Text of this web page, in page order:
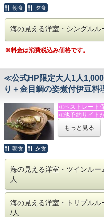
ワガタ・コーカ
クワガタ
※生き物のため
いただけるとは
－－☆★☆観光
・今井浜海岸ま
・踊り子温泉会
・河津バカテル
・体感型動物園
・河津七滝まで
・下田海中水族
・伊豆ぐらんぱ
・駐車場→第１
・電車でお越し
ご到着後お電話
送迎はチェック
・飲物の持込み
・娯楽室もあり
※大人・子供に
※ご希望の方に
豆料理』に
人気の伊豆特産
※プランの写真
りのお刺身と切
朝食は好評の焼
洋食スタイルで
（コーヒー・紅
◆おすすめの追
・伊勢エビの活
お電話またはメ
※入荷状況によ
い。
◆温泉
眺望抜群の展望
露天温泉ではガ
朝食 夕食
海の見える洋室・シングル
※料金は消費税込み価格です。
≪公式HP限定大人1人
り＋金目鯛の姿煮付伊豆料
≪ベストレート
≪他予約サイト
★★★ふじのく
ちょっと贅沢な
※金目鯛姿煮が
朝食は好評の焼
洋食スタイル（
もっと見る
朝食 夕食
海の見える洋室・ツインル
人
海の見える洋室・トリプル
/人